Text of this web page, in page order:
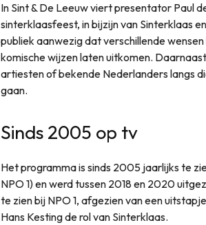
In Sint & De Leeuw viert presentator Paul
sinterklaasfeest, in bijzijn van Sinterklaas
publiek aanwezig dat verschillende
komische wijzen laten uitkomen.
artiesten of bekende Nederlanders langs
gaan.
Sinds 2005 op tv
Het programma is sinds 2005 jaarlijks te
NPO 1) en werd tussen 2018 en 2020
te zien bij NPO 1, afgezien van een
Hans Kesting de rol van Sinterklaas.